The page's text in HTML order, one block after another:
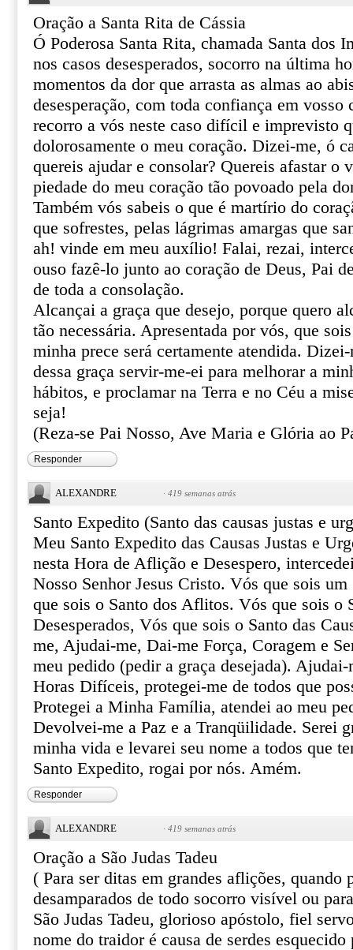
Oração a Santa Rita de Cássia
Ó Poderosa Santa Rita, chamada Santa dos
nos casos desesperados, socorro na última
momentos da dor que arrasta as almas ao
desesperação, com toda confiança em vosso
recorro a vós neste caso difícil e imprevisto
dolorosamente o meu coração. Dizei-me, ó
quereis ajudar e consolar? Quereis afastar o
piedade do meu coração tão povoado pela
Também vós sabeis o que é martírio do
que sofrestes, pelas lágrimas amargas que
ah! vinde em meu auxílio! Falai, rezai,
ouso fazê-lo junto ao coração de Deus, Pai
de toda a consolação.
Alcançai a graça que desejo, porque quero
tão necessária. Apresentada por vós, que
minha prece será certamente atendida.
dessa graça servir-me-ei para melhorar a
hábitos, e proclamar na Terra e no Céu a
seja!
(Reza-se Pai Nosso, Ave Maria e Glória ao
Responder
ALEXANDRE · 419 semanas atrás
Santo Expedito (Santo das causas justas e
Meu Santo Expedito das Causas Justas e
nesta Hora de Aflição e Desespero,
Nosso Senhor Jesus Cristo. Vós que sois
que sois o Santo dos Aflitos. Vós que sois o
Desesperados, Vós que sois o Santo das
me, Ajudai-me, Dai-me Força, Coragem e
meu pedido (pedir a graça desejada). Ajudai-
Horas Difíceis, protegei-me de todos que
Protegei a Minha Família, atendei ao meu
Devolvei-me a Paz e a Tranqüilidade. Serei
minha vida e levarei seu nome a todos que
Santo Expedito, rogai por nós. Amém.
Responder
ALEXANDRE · 419 semanas atrás
Oração a São Judas Tadeu
( Para ser ditas em grandes aflições, quando
desamparados de todo socorro visível ou
São Judas Tadeu, glorioso apóstolo, fiel
nome do traidor é causa de serdes